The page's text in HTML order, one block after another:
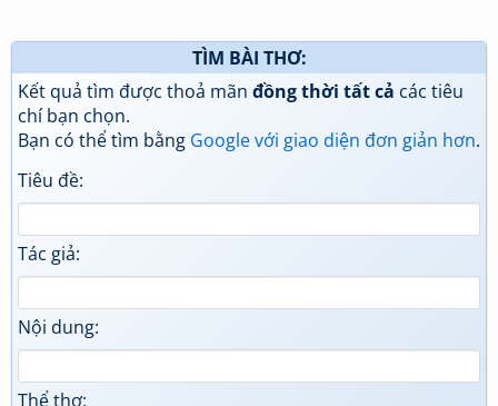
TÌM BÀI THƠ:
Kết quả tìm được thoả mãn đồng thời tất cả các tiêu
chí bạn chọn.
Bạn có thể tìm bằng Google với giao diện đơn giản hơn.
Tiêu đề:
Tác giả:
Nội dung:
Thể thơ: